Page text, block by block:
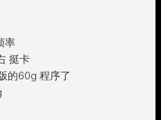
率
挺卡
的60g 程序了